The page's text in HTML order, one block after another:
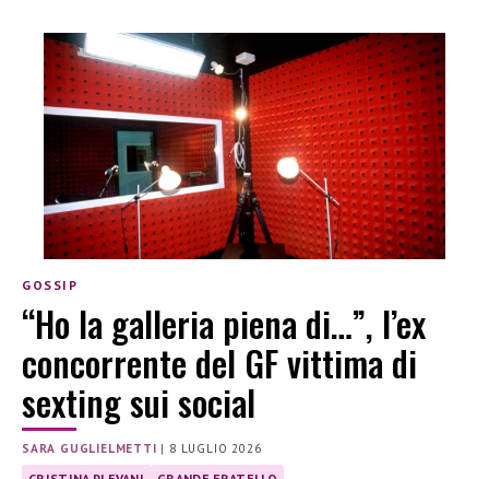
GOSSIP
“Ho la galleria piena di…”, l’ex
concorrente del GF vittima di
sexting sui social
SARA GUGLIELMETTI | 8 LUGLIO 2026